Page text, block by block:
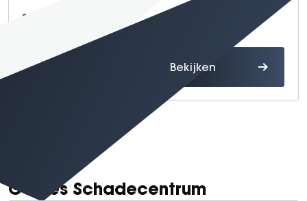
Route Bekijken
Gomes Schadecentrum